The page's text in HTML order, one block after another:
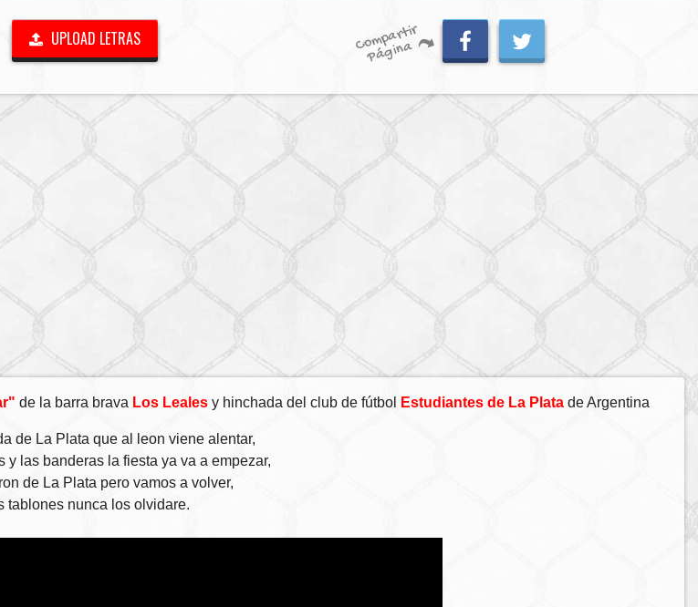
UPLOAD LETRAS C
o
m
p
artir
P
á
gi
n
a
de la barra brava Los Leales y hinchada del club de fútbol Estudiantes de La Plata de Argentina
de La Plata que al leon viene alentar,
y las banderas la fiesta ya va a empezar,
de La Plata pero vamos a volver,
tablones nunca los olvidare.